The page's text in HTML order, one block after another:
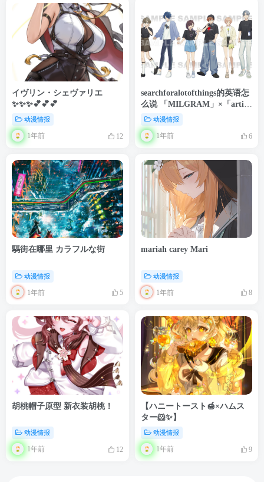
イヴリン・シェヴァリエ
✨✨✨💕💕💕
动漫情报
1年前 12
searchforalotofthings的英语怎
么说 「MILGRAM」×「arti-
mate」
动漫情报
1年前 6
騳街在哪里 カラフルな街
动漫情报
1年前 5
mariah carey Mari
动漫情报
1年前 8
胡桃帽子原型 新衣装胡桃！
动漫情报
1年前 12
【ハニートースト🍯×ハムス
ター🐹✨️】
动漫情报
1年前 9